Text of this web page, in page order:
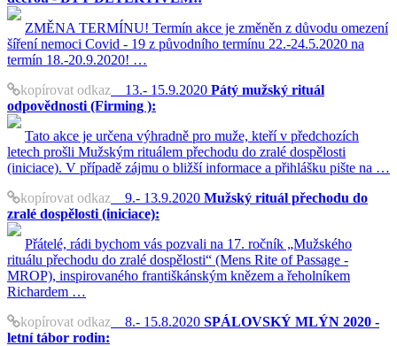
ZMĚNA TERMÍNU! Termín akce je změněn z důvodu omezení
šíření nemoci Covid - 19 z původního termínu 22.-24.5.2020 na
termín 18.-20.9.2020! …
kopírovat odkaz 13.- 15.9.2020 Pátý mužský rituál
odpovědnosti (Firming ):
Tato akce je určena výhradně pro muže, kteří v předchozích
letech prošli Mužským rituálem přechodu do zralé dospělosti
(iniciace). V případě zájmu o bližší informace a přihlášku pište na …
kopírovat odkaz 9.- 13.9.2020 Mužský rituál přechodu do
zralé dospělosti (iniciace):
Přátelé, rádi bychom vás pozvali na 17. ročník „Mužského
rituálu přechodu do zralé dospělosti“ (Mens Rite of Passage -
MROP), inspirovaného františkánským knězem a řeholníkem
Richardem …
kopírovat odkaz 8.- 15.8.2020 SPÁLOVSKÝ MLÝN 2020 -
letní tábor rodin: